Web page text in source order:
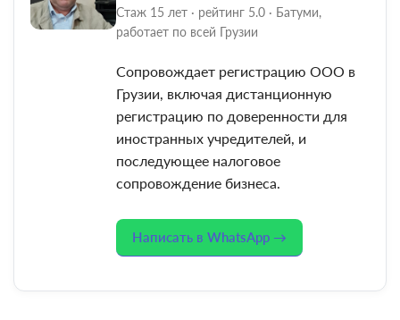
Стаж 15 лет · рейтинг 5.0 · Батуми,
работает по всей Грузии
Сопровождает регистрацию ООО в
Грузии, включая дистанционную
регистрацию по доверенности для
иностранных учредителей, и
последующее налоговое
сопровождение бизнеса.
Написать в WhatsApp →